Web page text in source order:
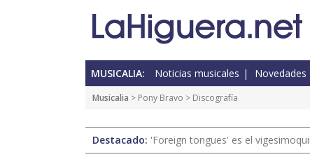
MUSICALIA: Noticias musicales Novedades
Musicalia > Pony Bravo > Discografía
Destacado: 'Foreign tongues' es el